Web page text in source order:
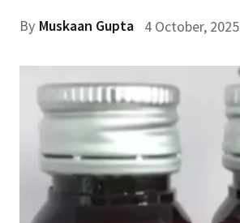
By Muskaan Gupta 4 October, 2025